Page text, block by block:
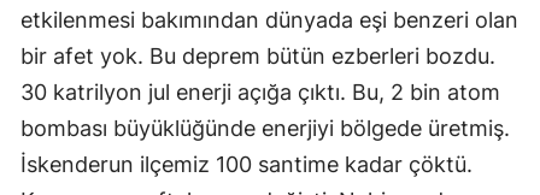
etkilenmesi bakımından dünyada eşi benzeri olan
bir afet yok. Bu deprem bütün ezberleri bozdu.
30 katrilyon jul enerji açığa çıktı. Bu, 2 bin atom
bombası büyüklüğünde enerjiyi bölgede üretmiş.
İskenderun ilçemiz 100 santime kadar çöktü.